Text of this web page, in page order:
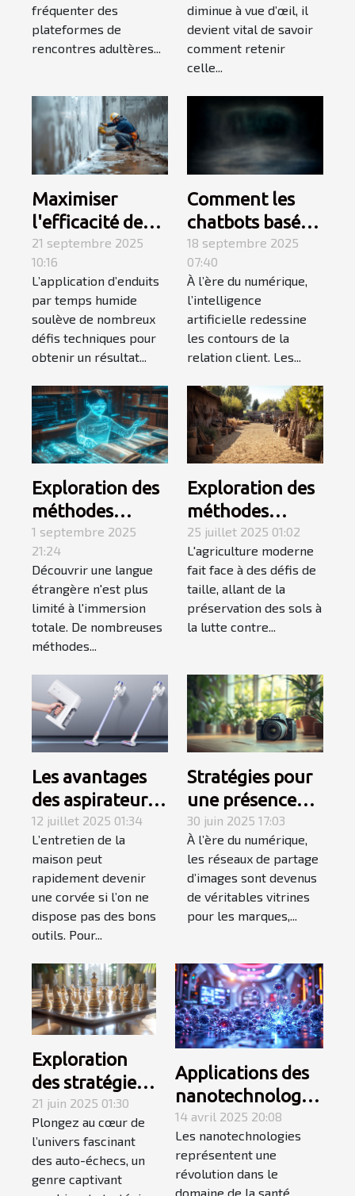
rencontres
adultères
fréquenter des
plateformes de
rencontres adultères...
audience
diminue à vue d’œil, il
devient vital de savoir
comment retenir
celle...
Maximiser
l'efficacité des
enduits par
temps humide :
stratégies et
conseils
21 septembre 2025
10:16
L’application d’enduits
par temps humide
soulève de nombreux
défis techniques pour
obtenir un résultat...
Comment les
chatbots basés
sur l'IA
transforment-ils
le service client
?
18 septembre 2025
07:40
À l’ère du numérique,
l’intelligence
artificielle redessine
les contours de la
relation client. Les...
Exploration des
méthodes
alternatives à
l'immersion
pour
l'apprentissage
des langues
1 septembre 2025
21:24
Découvrir une langue
étrangère n'est plus
limité à l'immersion
totale. De nombreuses
méthodes...
Exploration des
méthodes
ancestrales dans
l'agriculture
moderne
25 juillet 2025 01:02
L'agriculture moderne
fait face à des défis de
taille, allant de la
préservation des sols à
la lutte contre...
Les avantages
des aspirateurs
balais sans fil
pour un ménage
efficace
12 juillet 2025 01:34
L’entretien de la
maison peut
rapidement devenir
une corvée si l’on ne
dispose pas des bons
outils. Pour...
Stratégies pour
une présence
efficace sur les
réseaux de
partage
d'images
30 juin 2025 17:03
À l’ère du numérique,
les réseaux de partage
d’images sont devenus
de véritables vitrines
pour les marques,...
Exploration
des stratégies
gagnantes en
auto-échecs
21 juin 2025 01:30
Plongez au cœur de
l’univers fascinant
des auto-échecs, un
genre captivant
Applications des
nanotechnologies
en santé
avancées
prometteuses et
controverses
14 avril 2025 20:08
Les nanotechnologies
représentent une
révolution dans le
domaine de la santé,